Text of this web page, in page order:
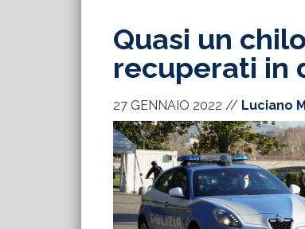
Quasi un
recuperati in
27 GENNAIO 2022 // Luciano